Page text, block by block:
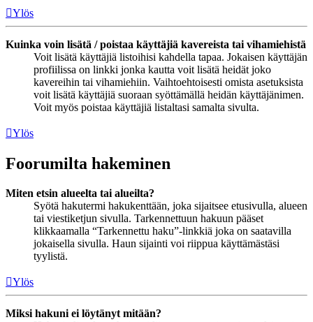
Ylös
Kuinka voin lisätä / poistaa käyttäjiä kavereista tai vihamiehistä
Voit lisätä käyttäjiä listoihisi kahdella tapaa. Jokaisen käyttäjän
profiilissa on linkki jonka kautta voit lisätä heidät joko
kavereihin tai vihamiehiin. Vaihtoehtoisesti omista asetuksista
voit lisätä käyttäjiä suoraan syöttämällä heidän käyttäjänimen.
Voit myös poistaa käyttäjiä listaltasi samalta sivulta.
Ylös
Foorumilta hakeminen
Miten etsin alueelta tai alueilta?
Syötä hakutermi hakukenttään, joka sijaitsee etusivulla, alueen
tai viestiketjun sivulla. Tarkennettuun hakuun pääset
klikkaamalla “Tarkennettu haku”-linkkiä joka on saatavilla
jokaisella sivulla. Haun sijainti voi riippua käyttämästäsi
tyylistä.
Ylös
Miksi hakuni ei löytänyt mitään?